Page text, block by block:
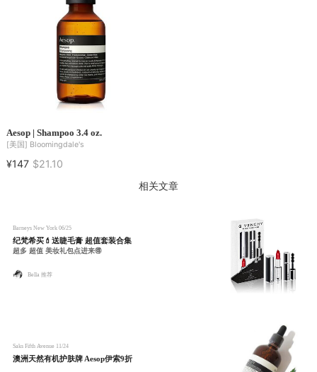
Aesop | Shampoo 3.4 oz.
[美国] Bloomingdale's
¥147 $21.10
相关文章
Barneys New York 06/25
纪梵希买💄送睫毛膏 超值套装合集
超多 超值 美妆礼包点进来🉐
Bella 推荐
Saks Fifth Avenue 11/24
澳洲天然有机护肤牌 Aesop伊索9折